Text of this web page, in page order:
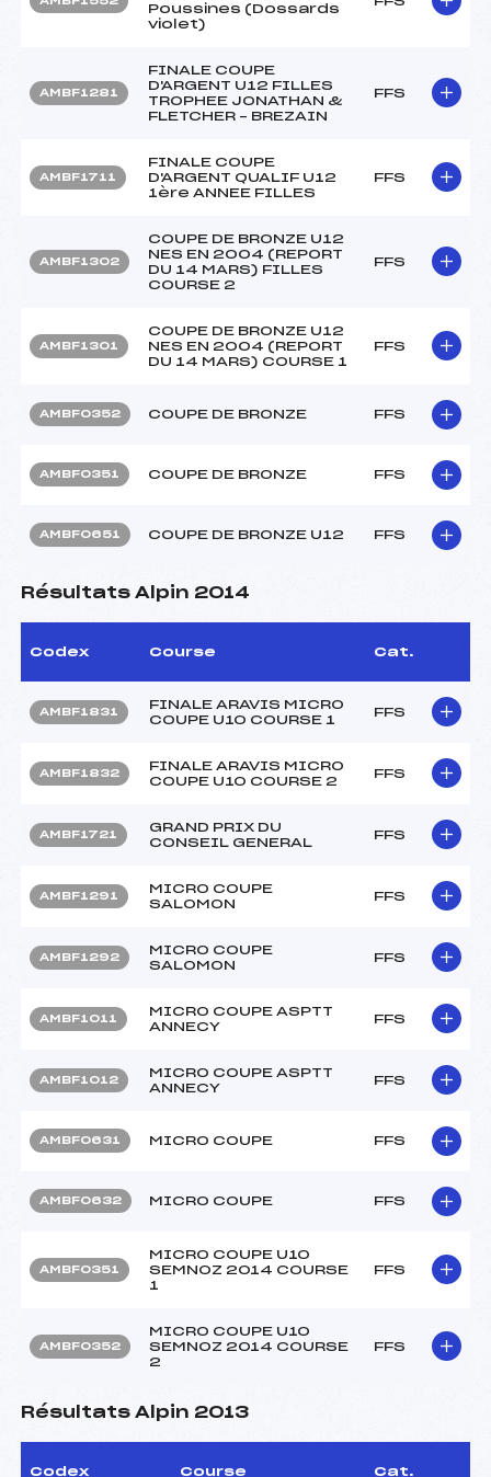
Poussines (Dossards
violet)
AMBF1281
FINALE COUPE
D'ARGENT U12 FILLES
TROPHEE JONATHAN &
FLETCHER – BREZAIN
FFS
AMBF1711
FINALE COUPE
D'ARGENT QUALIF U12
1ère ANNEE FILLES
FFS
AMBF1302
COUPE DE BRONZE U12
NES EN 2004 (REPORT
DU 14 MARS) FILLES
COURSE 2
FFS
AMBF1301
COUPE DE BRONZE U12
NES EN 2004 (REPORT
DU 14 MARS) COURSE 1
FFS
AMBF0352 COUPE DE BRONZE FFS
AMBF0351 COUPE DE BRONZE FFS
AMBF0651 COUPE DE BRONZE U12 FFS
Résultats Alpin 2014
Codex Course Cat.
AMBF1831
FINALE ARAVIS MICRO
COUPE U10 COURSE 1
FFS
AMBF1832
FINALE ARAVIS MICRO
COUPE U10 COURSE 2
FFS
AMBF1721
GRAND PRIX DU
CONSEIL GENERAL
FFS
AMBF1291
MICRO COUPE
SALOMON
FFS
AMBF1292
MICRO COUPE
SALOMON
FFS
AMBF1011
MICRO COUPE ASPTT
ANNECY
FFS
AMBF1012
MICRO COUPE ASPTT
ANNECY
FFS
AMBF0631 MICRO COUPE FFS
AMBF0632 MICRO COUPE FFS
AMBF0351
MICRO COUPE U10
SEMNOZ 2014 COURSE
1
FFS
AMBF0352
MICRO COUPE U10
SEMNOZ 2014 COURSE
2
FFS
Résultats Alpin 2013
Codex Course Cat.